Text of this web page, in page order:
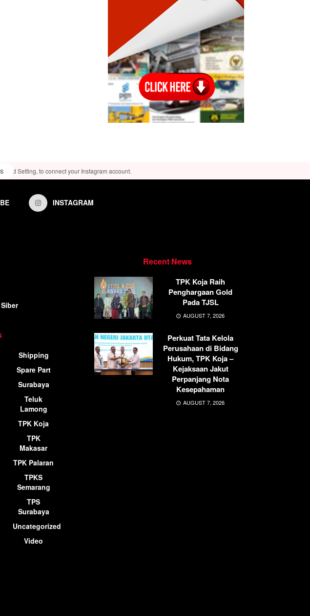
Setting, to connect your Instagram account.
INSTAGRAM
Shipping
Spare Part
Surabaya
Teluk
Lamong
TPK Koja
TPK
Makasar
TPK Palaran
TPKS
Semarang
TPS
Surabaya
Uncategorized
Video
Recent News
TPK Koja Raih
Penghargaan Gold
Pada TJSL
AUGUST 7, 2026
Perkuat Tata Kelola
Perusahaan di Bidang
Hukum, TPK Koja –
Kejaksaan Jakut
Perpanjang Nota
Kesepahaman
AUGUST 7, 2026